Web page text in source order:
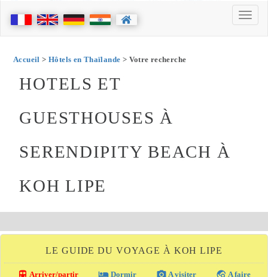
Accueil > Hôtels en Thaïlande > Votre recherche
HOTELS ET
GUESTHOUSES À
SERENDIPITY BEACH À
KOH LIPE
LE GUIDE DU VOYAGE À KOH LIPE
directions_transit Arriver/partir local_hotel Dormir photo_camera A visiter travel_explore A faire